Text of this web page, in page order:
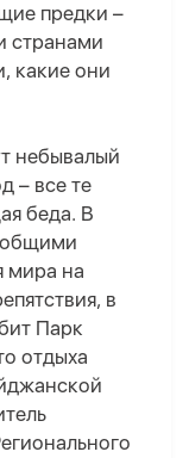
предки –
странами
какие они
небывалый
– все те
беда. В
общими
мира на
в
Парк
отдыха